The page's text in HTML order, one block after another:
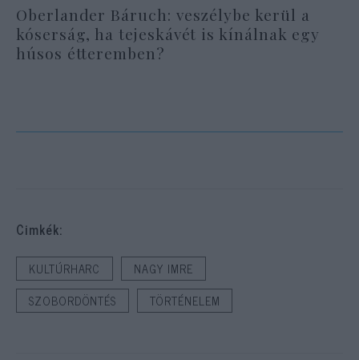
Oberlander Báruch: veszélybe kerül a
kóserság, ha tejeskávét is kínálnak egy
húsos étteremben?
Cimkék:
KULTÚRHARC
NAGY IMRE
SZOBORDÖNTÉS
TÖRTÉNELEM